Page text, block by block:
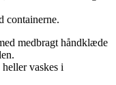
containerne.
medbragt håndklæde
vaskes i